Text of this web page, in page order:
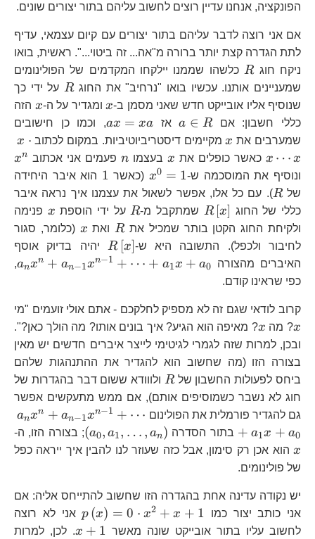
הפונקציה, אנחנו עדיין רוצים לחשוב עליהם בתור יצורים שונים.
אם אני רוצה לדבר עליהם בתור יצורים עם קיום עצמאי, עדיף
לתת הגדרה קצת יותר ברורה מ"אה... זה ביטוי...". ראשית, בואו
ניקח חוג
R R כלשהו שממנו יילקחו המקדמים של הפולינומים
שמעניינים אותנו. עכשיו בואו "נרחיב" את החוג
R
R על ידי כך
שנוסיף אליו אובייקט חדש שאני מסמן ב-
x
x ומגדיר על ה- x
x הזה
כללי חשבון: אם
a\in
R
a ∈ R אז ax=xa
ax = xa
, וכמו כן חישובים
שמערבים את
x xמקיימים דיסטריביוטיביות. במקום לכתוב
x
x ⋅
x ⋯ x כאשר כופלים את x x בעצמו n
n פעמים אני אכתוב xn
ונוסיף את המוסכמה ש-
x^{0}=1
x0 = 1 (כאשר 1
1 הוא איבר היחידה
של
R R). עם כל אלו, אפשר לשאול את עצמנו איך נראה איבר
כללי של החוג
R\left[x\right] R [x] שמתקבל מ-
R
R על ידי הוספת x
x פנימה
ולקיחת החוג הקטן בותר שמכיל את
R
R ואת x
x (כלומר, סגור
לחיבור ולכפל). התשובה היא ש-
R\left[x\right]
R [x]
יהיה בדיוק אוסף
האיברים מהצורה
anxn + an−1xn−1 + ⋯ + a1x + a0
,
כפי שראינו קודם.
קרוב לודאי שגם זה לא מספיק לחלקכם - אתם אולי זועמים "מי
x? מה x x? מאיפה הוא הגיע? איך בונים אותו? מה הולך כאן?".
ובכן, למרות שזה לגמרי לגיטימי לייצר איברים חדשים יש מאין
בצורה הזו (מה שחשוב הוא להגדיר את ההתנהגות שלהם
ביחס לפעולות החשבון של
R R ולווודא ששום דבר בהגדרות של
חוג לא נשבר כשמוסיפים אותם), אם ממש מתעקשים אפשר
גם להגדיר פורמלית את הפולינום
anxn + an−1xn−1 + ⋯
+ a1x + a0 בתור הסדרה (a0, a1, … , an) ; בצורה הזו, ה-
x הוא אכן רק סימון, אבל כזה שעוזר לנו להבין איך ייראה כפל
של פולינומים.
יש נקודה עדינה אחת בהגדרה הזו שחשוב להתייחס אליה: אם
אני כותב יצור כמו
x^{2}+x+1
p (x) = 0 ⋅ x2 + x + 1
אני לא רוצה
לחשוב עליו בתור אובייקט שונה מאשר
x+1
x + 1
. לכן, למרות